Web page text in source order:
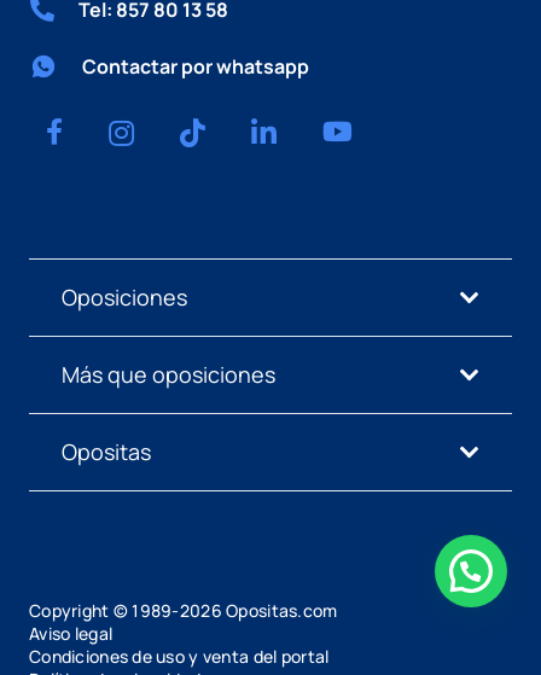
Tel: 857 80 13 58
Contactar por whatsapp
Oposiciones
Más que oposiciones
Opositas
Copyright © 1989-2026 Opositas.com
Aviso legal
Condiciones de uso y venta del portal